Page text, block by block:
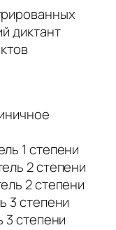
диктант
1 степени
2 степени
2 степени
3 степени
3 степени